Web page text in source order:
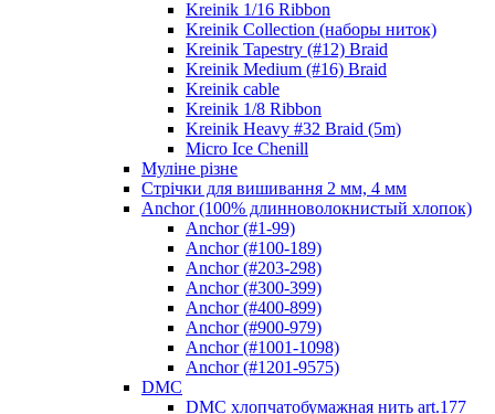
Kreinik 1/16 Ribbon
Kreinik Collection (наборы ниток)
Kreinik Tapestry (#12) Braid
Kreinik Medium (#16) Braid
Kreinik cable
Kreinik 1/8 Ribbon
Kreinik Heavy #32 Braid (5m)
Micro Ice Chenill
Муліне різне
Стрічки для вишивання 2 мм, 4 мм
Anchor (100% длинноволокнистый хлопок)
Anchor (#1-99)
Anchor (#100-189)
Anchor (#203-298)
Anchor (#300-399)
Anchor (#400-899)
Anchor (#900-979)
Anchor (#1001-1098)
Anchor (#1201-9575)
DMC
DMC хлопчатобумажная нить art.177